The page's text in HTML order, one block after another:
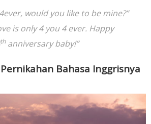
would you like to be mine?”
is only 4 you 4 ever. Happy
thanniversary baby!”
Bahasa Inggrisnya